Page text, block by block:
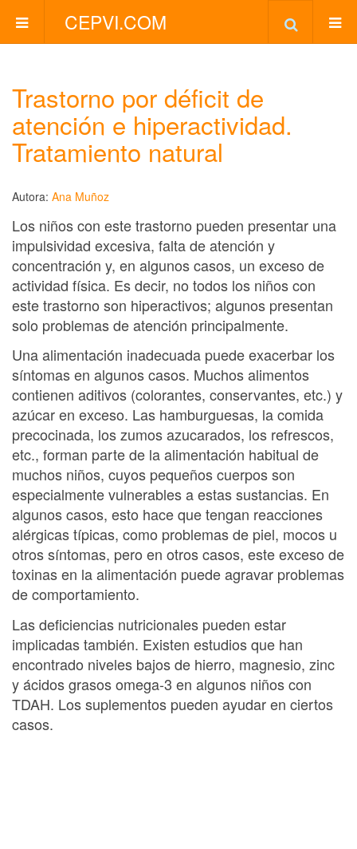
CEPVI.COM
Trastorno por déficit de
atención e hiperactividad.
Tratamiento natural
Autora: Ana Muñoz
Los niños con este trastorno pueden presentar una
impulsividad excesiva, falta de atención y
concentración y, en algunos casos, un exceso de
actividad física. Es decir, no todos los niños con
este trastorno son hiperactivos; algunos presentan
solo problemas de atención principalmente.
Una alimentación inadecuada puede exacerbar los
síntomas en algunos casos. Muchos alimentos
contienen aditivos (colorantes, conservantes, etc.) y
azúcar en exceso. Las hamburguesas, la comida
precocinada, los zumos azucarados, los refrescos,
etc., forman parte de la alimentación habitual de
muchos niños, cuyos pequeños cuerpos son
especialmente vulnerables a estas sustancias. En
algunos casos, esto hace que tengan reacciones
alérgicas típicas, como problemas de piel, mocos u
otros síntomas, pero en otros casos, este exceso de
toxinas en la alimentación puede agravar problemas
de comportamiento.
Las deficiencias nutricionales pueden estar
implicadas también. Existen estudios que han
encontrado niveles bajos de hierro, magnesio, zinc
y ácidos grasos omega-3 en algunos niños con
TDAH. Los suplementos pueden ayudar en ciertos
casos.